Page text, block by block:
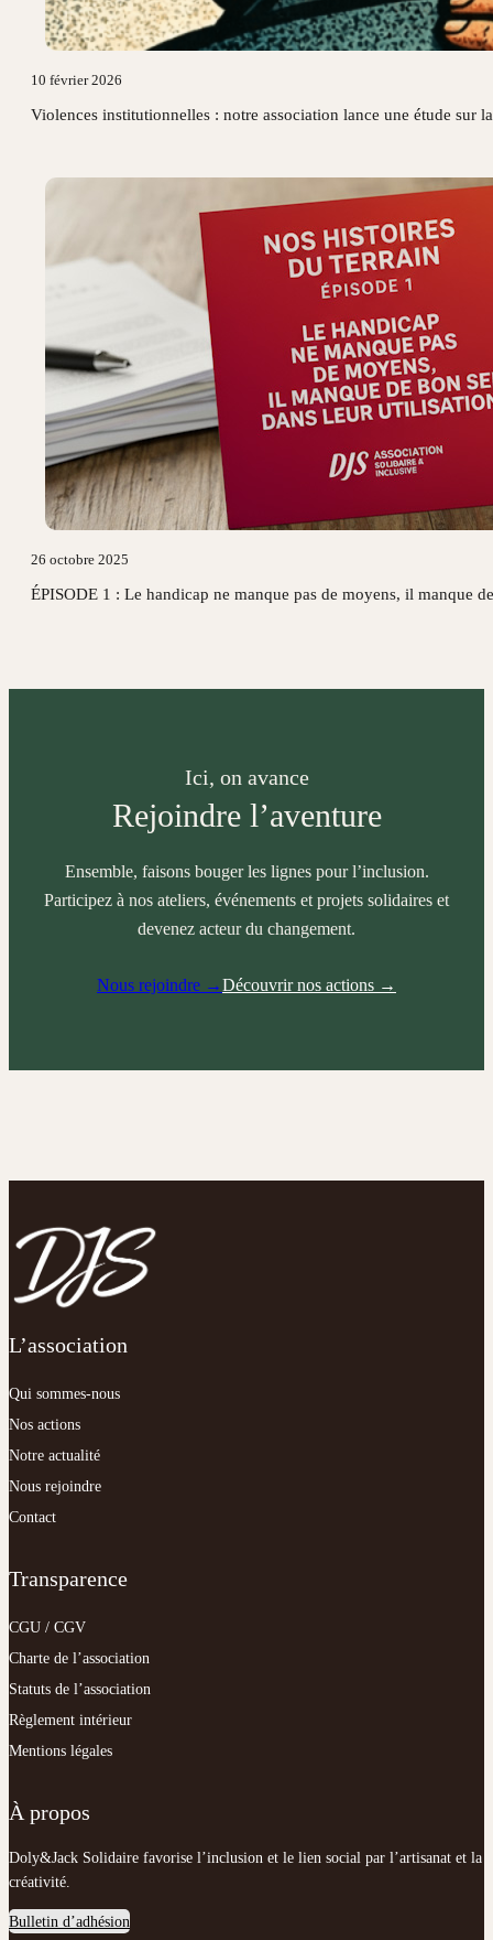
10 février 2026
Violences institutionnelles : notre association lance une étude sur
26 octobre 2025
ÉPISODE 1 : Le handicap ne manque pas de moyens, il manque
Ici, on avance
Rejoindre l’aventure
Ensemble, faisons bouger les lignes pour l’inclusion.
Participez à nos ateliers, événements et projets solidaires et
devenez acteur du changement.
Nous rejoindre →Découvrir nos actions →
L’association
Qui sommes-nous
Nos actions
Notre actualité
Nous rejoindre
Contact
Transparence
CGU / CGV
Charte de l’association
Statuts de l’association
Règlement intérieur
Mentions légales
À propos
Doly&Jack Solidaire favorise l’inclusion et le lien social par l’artisanat et la
créativité.
Bulletin d’adhésion